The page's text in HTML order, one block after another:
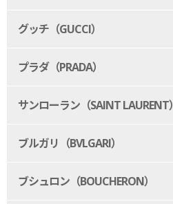
グッチ（GUCCI）
プラダ（PRADA）
サンローラン（SAINT LAURENT）
ブルガリ（BVLGARI）
ブシュロン（BOUCHERON）